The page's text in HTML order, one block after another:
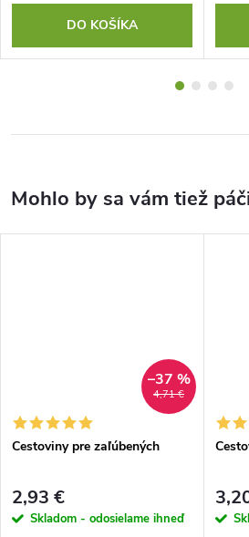
DO KOŠÍKA
4,71 €
–37 %
Cestoviny pre zaľúbených
2,93 €
Skladom - odosielame ihneď